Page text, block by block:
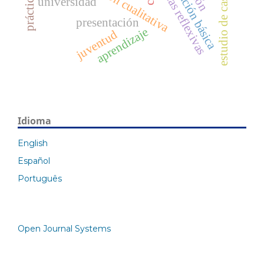
presentación
aprendizaje estudio de caso
juventud
Idioma
English
Español
Português
Open Journal Systems